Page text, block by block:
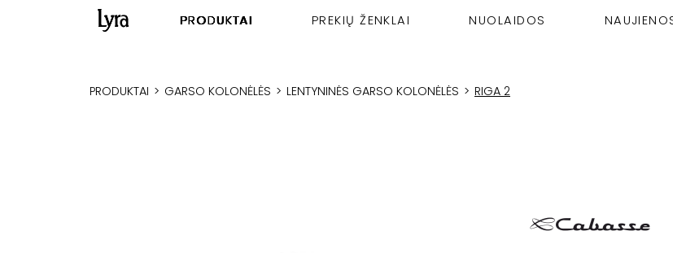
PRODUKTAI PREKIŲ ŽENKLAI NUOLAIDOS
PRODUKTAI > GARSO KOLONĖLĖS > LENTYNINĖS GARSO KOLONĖLĖS > RIGA 2